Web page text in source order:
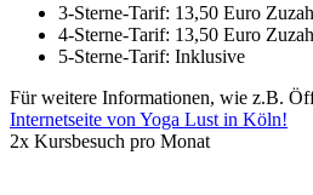
3-Sterne-Tarif: 13,50 Euro
4-Sterne-Tarif: 13,50 Euro
5-Sterne-Tarif: Inklusive
Für weitere Informationen, wie z.B.
Internetseite von Yoga Lust in Köln!
2x Kursbesuch pro Monat